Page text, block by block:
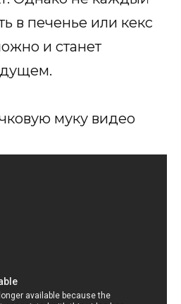
в печенье или кекс
и станет
муку видео